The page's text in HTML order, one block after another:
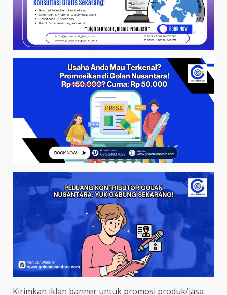
Kirimkan iklan banner untuk promosi produk/jasa